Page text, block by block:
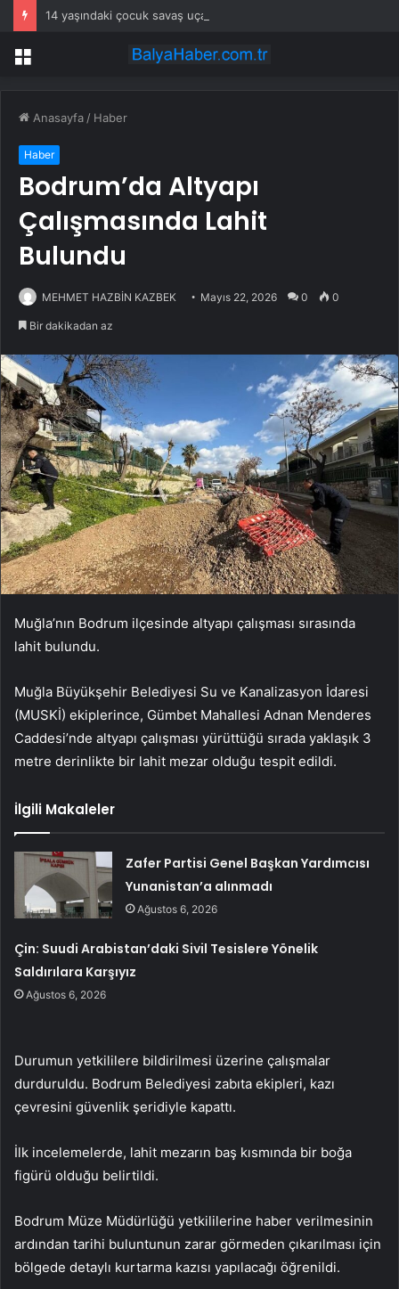
14 yaşındaki çocuk savaş uçaklarını alarma geçirdi
Menü
Anasayfa / Haber
Haber
Bodrum’da Altyapı
Çalışmasında Lahit
Bulundu
MEHMET HAZBİN KAZBEK Mayıs 22, 2026 0 0
Bir dakikadan az
Muğla’nın Bodrum ilçesinde altyapı çalışması sırasında
lahit bulundu.
Muğla Büyükşehir Belediyesi Su ve Kanalizasyon İdaresi
(MUSKİ) ekiplerince, Gümbet Mahallesi Adnan Menderes
Caddesi’nde altyapı çalışması yürüttüğü sırada yaklaşık 3
metre derinlikte bir lahit mezar olduğu tespit edildi.
İlgili Makaleler
Zafer Partisi Genel Başkan Yardımcısı
Yunanistan’a alınmadı
Ağustos 6, 2026
Çin: Suudi Arabistan’daki Sivil Tesislere Yönelik
Saldırılara Karşıyız
Ağustos 6, 2026
Durumun yetkililere bildirilmesi üzerine çalışmalar
durduruldu. Bodrum Belediyesi zabıta ekipleri, kazı
çevresini güvenlik şeridiyle kapattı.
İlk incelemelerde, lahit mezarın baş kısmında bir boğa
figürü olduğu belirtildi.
Bodrum Müze Müdürlüğü yetkililerine haber verilmesinin
ardından tarihi buluntunun zarar görmeden çıkarılması için
bölgede detaylı kurtarma kazısı yapılacağı öğrenildi.